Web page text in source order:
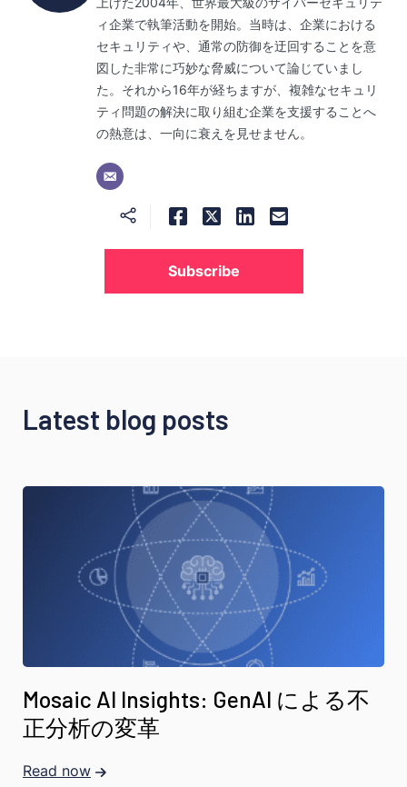
ィ企業で執筆活動を開始。当時は、企業における
セキュリティや、通常の防御を迂回することを意
図した非常に巧妙な脅威について論じていまし
た。それから16年が経ちますが、複雑なセキュリ
ティ問題の解決に取り組む企業を支援することへ
の熱意は、一向に衰えを見せません。
Subscribe
Latest blog posts
Mosaic AI Insights: GenAI による不
正分析の変革
Read now